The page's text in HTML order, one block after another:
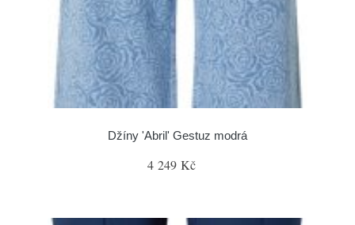
Džíny 'Abril' Gestuz modrá
4 249 Kč